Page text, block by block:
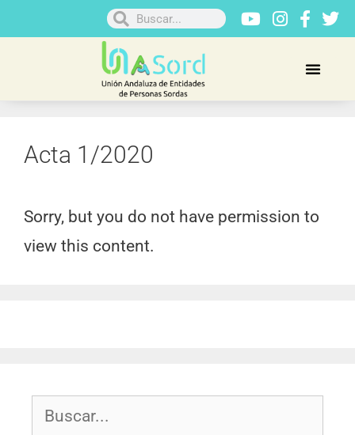
Acta 1/2020
Sorry, but you do not have permission to
view this content.